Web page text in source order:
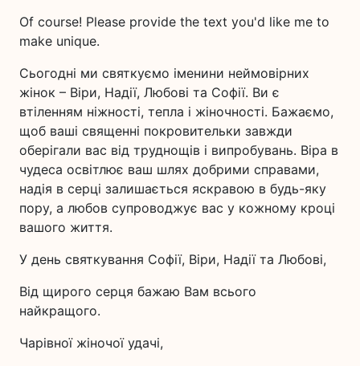
Of course! Please provide the text you'd like me to
make unique.
Сьогодні ми святкуємо іменини неймовірних
жінок – Віри, Надії, Любові та Софії. Ви є
втіленням ніжності, тепла і жіночності. Бажаємо,
щоб ваші священні покровительки завжди
оберігали вас від труднощів і випробувань. Віра в
чудеса освітлює ваш шлях добрими справами,
надія в серці залишається яскравою в будь-яку
пору, а любов супроводжує вас у кожному кроці
вашого життя.
У день святкування Софії, Віри, Надії та Любові,
Від щирого серця бажаю Вам всього
найкращого.
Чарівної жіночої удачі,